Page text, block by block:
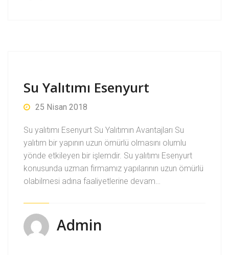
Su Yalıtımı Esenyurt
25 Nisan 2018
Su yalıtımı Esenyurt Su Yalıtımın Avantajları Su
yalıtım bir yapının uzun ömürlü olmasını olumlu
yönde etkileyen bir işlemdir. Su yalıtımı Esenyurt
konusunda uzman firmamız yapılarının uzun ömürlü
olabilmesi adına faaliyetlerine devam…
Admin